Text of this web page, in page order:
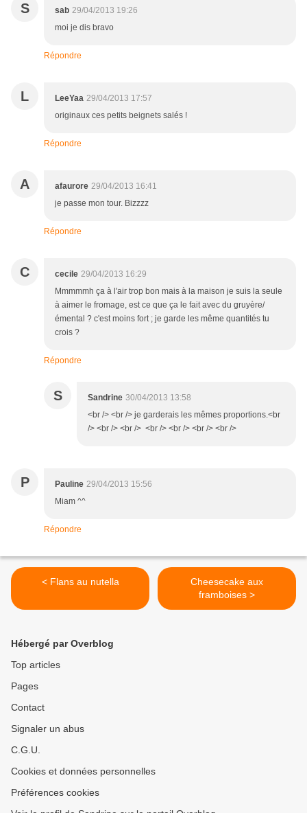
S sab 29/04/2013 19:26
moi je dis bravo
Répondre
L LeeYaa 29/04/2013 17:57
originaux ces petits beignets salés !
Répondre
A afaurore 29/04/2013 16:41
je passe mon tour. Bizzzz
Répondre
C cecile 29/04/2013 16:29
Mmmmmh ça à l'air trop bon mais à la maison je suis la seule
à aimer le fromage, est ce que ça le fait avec du gruyère/
émental ? c'est moins fort ; je garde les même quantités tu
crois ?
Répondre
S Sandrine 30/04/2013 13:58
<br /> <br /> je garderais les mêmes proportions.<br
/> <br /> <br /> <br /> <br /> <br /> <br />
P Pauline 29/04/2013 15:56
Miam ^^
Répondre
< Flans au nutella
Cheesecake aux
framboises >
Hébergé par Overblog
Top articles
Pages
Contact
Signaler un abus
C.G.U.
Cookies et données personnelles
Préférences cookies